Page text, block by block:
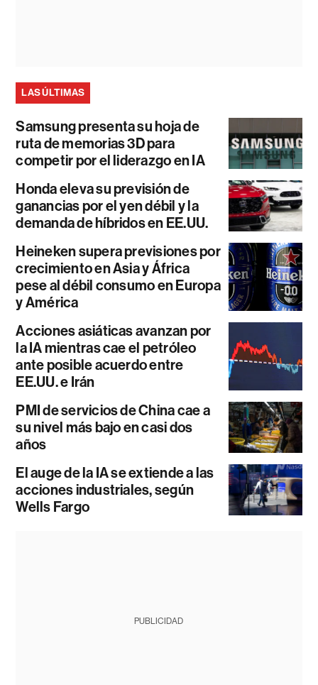
LAS ÚLTIMAS
Samsung presenta su hoja de
ruta de memorias 3D para
competir por el liderazgo en IA
Honda eleva su previsión de
ganancias por el yen débil y la
demanda de híbridos en EE.UU.
Heineken supera previsiones por
crecimiento en Asia y África
pese al débil consumo en Europa
y América
Acciones asiáticas avanzan por
la IA mientras cae el petróleo
ante posible acuerdo entre
EE.UU. e Irán
PMI de servicios de China cae a
su nivel más bajo en casi dos
años
El auge de la IA se extiende a las
acciones industriales, según
Wells Fargo
PUBLICIDAD